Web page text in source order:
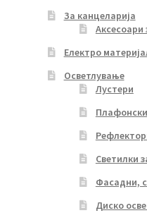
За канцеларија
Аксесоари
Електро
Осветлување
Лустери
Светилки
Фасадни,
Диско